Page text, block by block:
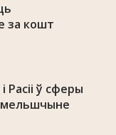
за кошт
Расіі ў сферы